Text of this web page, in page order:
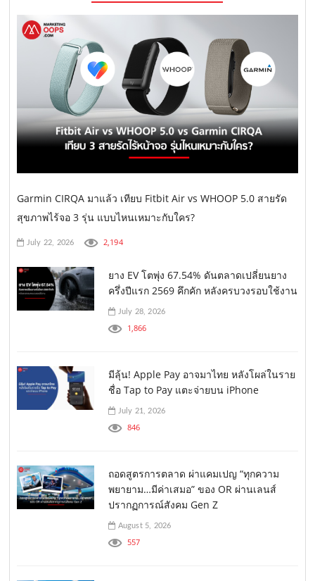
Garmin CIRQA มาแล้ว เทียบ Fitbit Air vs WHOOP 5.0 สายรัด
สุขภาพไร้จอ 3 รุ่น แบบไหนเหมาะกับใคร?
July 22, 2026 2,194
ยาง EV โตพุ่ง 67.54% ดันตลาดเปลี่ยนยาง
ครึ่งปีแรก 2569 คึกคัก หลังครบวงรอบใช้งาน
July 28, 2026
1,866
มีลุ้น! Apple Pay อาจมาไทย หลังโผล่ในราย
ชื่อ Tap to Pay แตะจ่ายบน iPhone
July 21, 2026
846
ถอดสูตรการตลาด ผ่าแคมเปญ “ทุกความ
พยายาม…มีค่าเสมอ” ของ OR ผ่านเลนส์
ปรากฏการณ์สังคม Gen Z
August 5, 2026
557